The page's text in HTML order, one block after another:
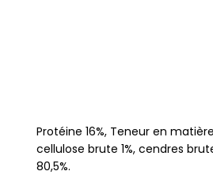
Protéine 16%, Teneur en
cellulose brute 1%, cendres
80,5%.